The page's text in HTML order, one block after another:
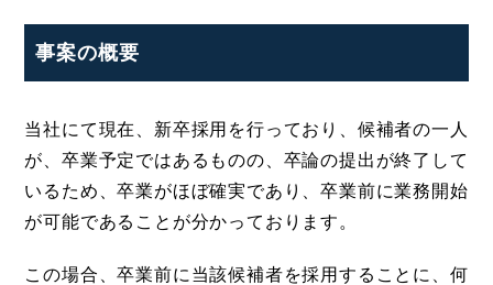
事案の概要
当社にて現在、新卒採用を行っており、候補者の一人
が、卒業予定ではあるものの、卒論の提出が終了して
いるため、卒業がほぼ確実であり、卒業前に業務開始
が可能であることが分かっております。
この場合、卒業前に当該候補者を採用することに、何